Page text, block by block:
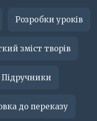
Розробки уроків
зміст творів
Підручники
до переказу